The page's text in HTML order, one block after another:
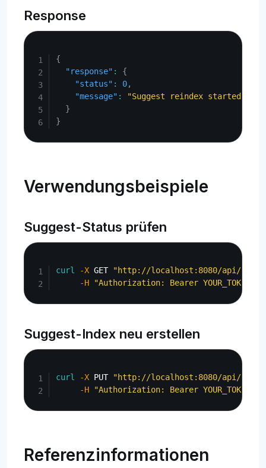
Response
{
"response" :
{
"status" : 0,
"message" :
"Suggest reindex started"
}
}
Verwendungsbeispiele
Suggest-Status prüfen
curl -X GET "http://localhost:8080/api/
-H
"Authorization: Bearer YOUR_TOKEN"
Suggest-Index neu erstellen
curl -X PUT "http://localhost:8080/api/
-H
"Authorization: Bearer YOUR_TOKEN"
Referenzinformationen